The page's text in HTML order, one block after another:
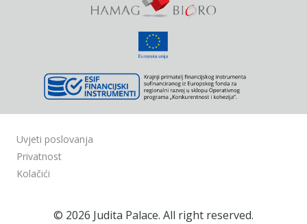
Uvjeti poslovanja
Privatnost
Kolačići
© 2026 Judita Palace. All right reserved.